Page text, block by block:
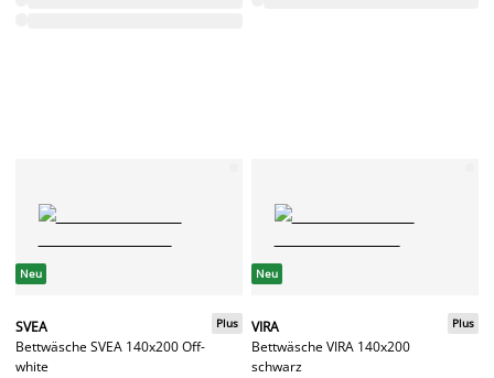
Neu
SVEA
Bettwäsche SVEA 140x200 Off-
white
Plus
Neu
VIRA
Bettwäsche VIRA 140x200
schwarz
Plus